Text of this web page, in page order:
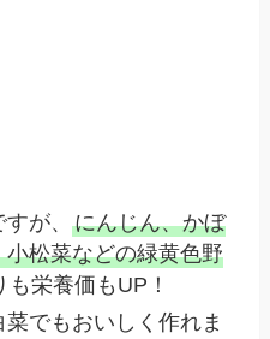
すが、にんじん、かぼ
松菜などの緑黄色野
栄養価もUP！
でもおいしく作れま